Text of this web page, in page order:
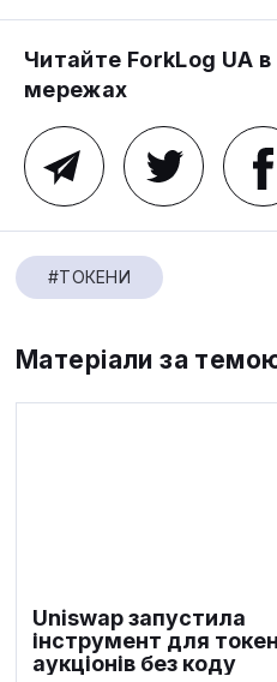
Читайте ForkLog UA в
мережах
#ТОКЕНИ
Матеріали за
Uniswap запустила
інструмент для
аукціонів без коду